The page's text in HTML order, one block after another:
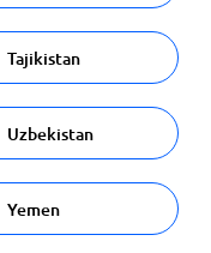
Tajikistan
Uzbekistan
Yemen